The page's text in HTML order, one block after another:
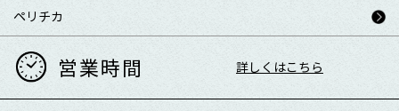
ペリチカ
営業時間 詳しくはこちら